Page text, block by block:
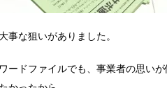
事な狙いがありました。
ードファイルでも、事業者の思い